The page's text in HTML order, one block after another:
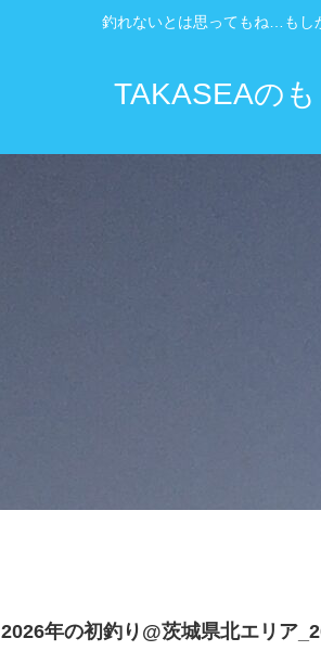
釣れないとは思ってもね…もし
TAKASEAのも
2026年の初釣り@茨城県北エリア